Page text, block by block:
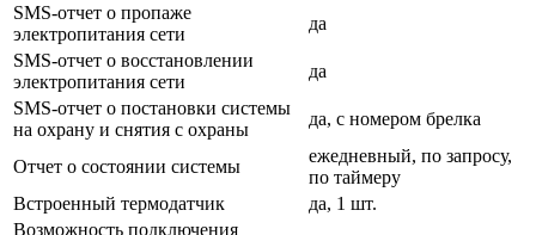
SMS-отчет о пропаже
электропитания сети
да
SMS-отчет о восстановлении
электропитания сети
да
SMS-отчет о постановки системы
на охрану и снятия с охраны
да, с номером брелка
Отчет о состоянии системы
ежедневный, по запросу,
по таймеру
Встроенный термодатчик
да, 1 шт.
Возможность подключения